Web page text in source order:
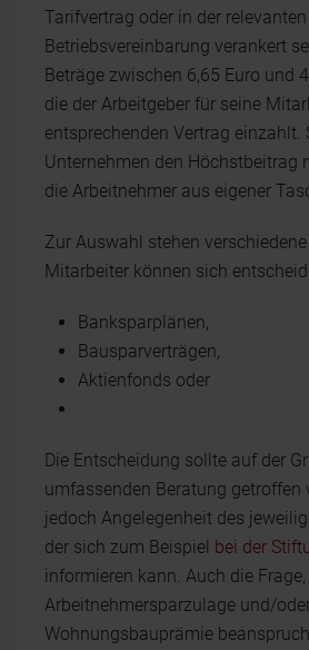
Tarifvertrag oder in der relevanten
Betriebsvereinbarung verankert
Beträge zwischen 6,65 Euro und
die der Arbeitgeber für seine
entsprechenden Vertrag einzahlt.
Unternehmen den Höchstbeitrag
die Arbeitnehmer aus eigener
Zur Auswahl stehen
Mitarbeiter können sich
Banksparplänen,
Bausparverträgen,
Aktienfonds oder
Die Entscheidung sollte auf der
umfassenden Beratung getroffen
jedoch Angelegenheit des
der sich zum Beispiel bei der
informieren kann. Auch die
Arbeitnehmersparzulage und/
Wohnungsbauprämie